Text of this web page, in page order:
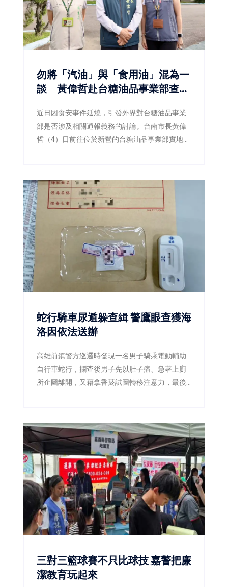
勿將「汽油」與「食用油」混為一
談 黃偉哲赴台糖油品事業部查
近日因食安事件延燒，引發外界對台糖油品事業
部是否涉及相關通報義務的討論。台南市長黃偉
哲（4）日前往位於新營的台糖油品事業部實地訪
常食用油品並無關聯，現場也再次釐清「此油非
彼油」，避免錯誤資訊持續擴散。
蛇行騎車尿遁躲查緝 警鷹眼查獲海
洛因依法送辦
高雄前鎮警方巡邏時發現一名男子騎乘電動輔助
自行車蛇行，攔查後男子先以肚子痛、急著上廁
所企圖離開，又藉拿香菸試圖轉移注意力，最後
三對三籃球賽不只比球技 嘉警把廉
潔教育玩起來